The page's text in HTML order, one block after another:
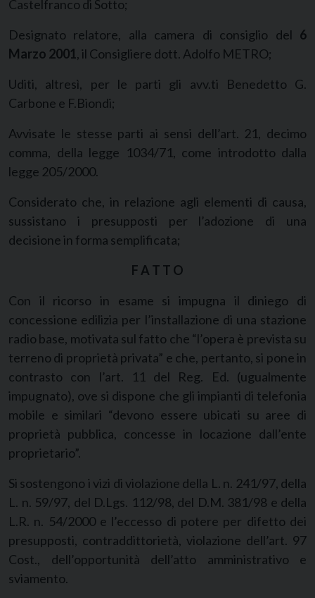
Castelfranco di Sotto;
Designato relatore, alla camera di consiglio del 6
Marzo 2001, il Consigliere dott. Adolfo METRO;
Uditi, altresì, per le parti gli avv.ti Benedetto G.
Carbone e F.Biondi;
Avvisate le stesse parti ai sensi dell’art. 21, decimo
comma, della legge 1034/71, come introdotto dalla
legge 205/2000.
Considerato che, in relazione agli elementi di causa,
sussistano i presupposti per l’adozione di una
decisione in forma semplificata;
F A T T O
Con il ricorso in esame si impugna il diniego di
concessione edilizia per l’installazione di una stazione
radio base, motivata sul fatto che “l’opera è prevista su
terreno di proprietà privata” e che, pertanto, si pone in
contrasto con l’art. 11 del Reg. Ed. (ugualmente
impugnato), ove si dispone che gli impianti di telefonia
mobile e similari “devono essere ubicati su aree di
proprietà pubblica, concesse in locazione dall’ente
proprietario”.
Si sostengono i vizi di violazione della L. n. 241/97, della
L. n. 59/97, del D.Lgs. 112/98, del D.M. 381/98 e della
L.R. n. 54/2000 e l’eccesso di potere per difetto dei
presupposti, contraddittorietà, violazione dell’art. 97
Cost., dell’opportunità dell’atto amministrativo e
sviamento.